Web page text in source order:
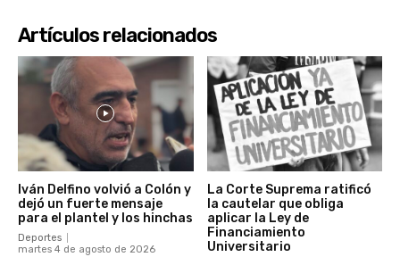
Artículos relacionados
Iván Delfino volvió a Colón y
dejó un fuerte mensaje
para el plantel y los hinchas
Deportes
martes 4 de agosto de 2026
La Corte Suprema ratificó
la cautelar que obliga
aplicar la Ley de
Financiamiento
Universitario